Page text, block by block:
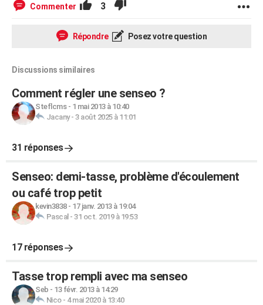
Commenter 3
Répondre Posez votre question
Discussions similaires
Comment régler une senseo ?
Steflcms- 1 mai 2013 à 10:40
Jacany- 3 août 2025 à 11:01
31 réponses
Senseo: demi-tasse, problème d'écoulement
ou café trop petit
kevin3838- 17 janv. 2013 à 19:04
Pascal - 31 oct. 2019 à 19:53
17 réponses
Tasse trop rempli avec ma senseo
Seb - 13 févr. 2013 à 14:29
Nico- 4 mai 2020 à 13:40